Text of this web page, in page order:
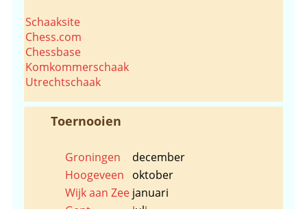
Schaaksite
Chess.com
Chessbase
Komkommerschaak
Utrechtschaak
Toernooien
Groningen
december
Hoogeveen
oktober
Wijk aan Zee januari